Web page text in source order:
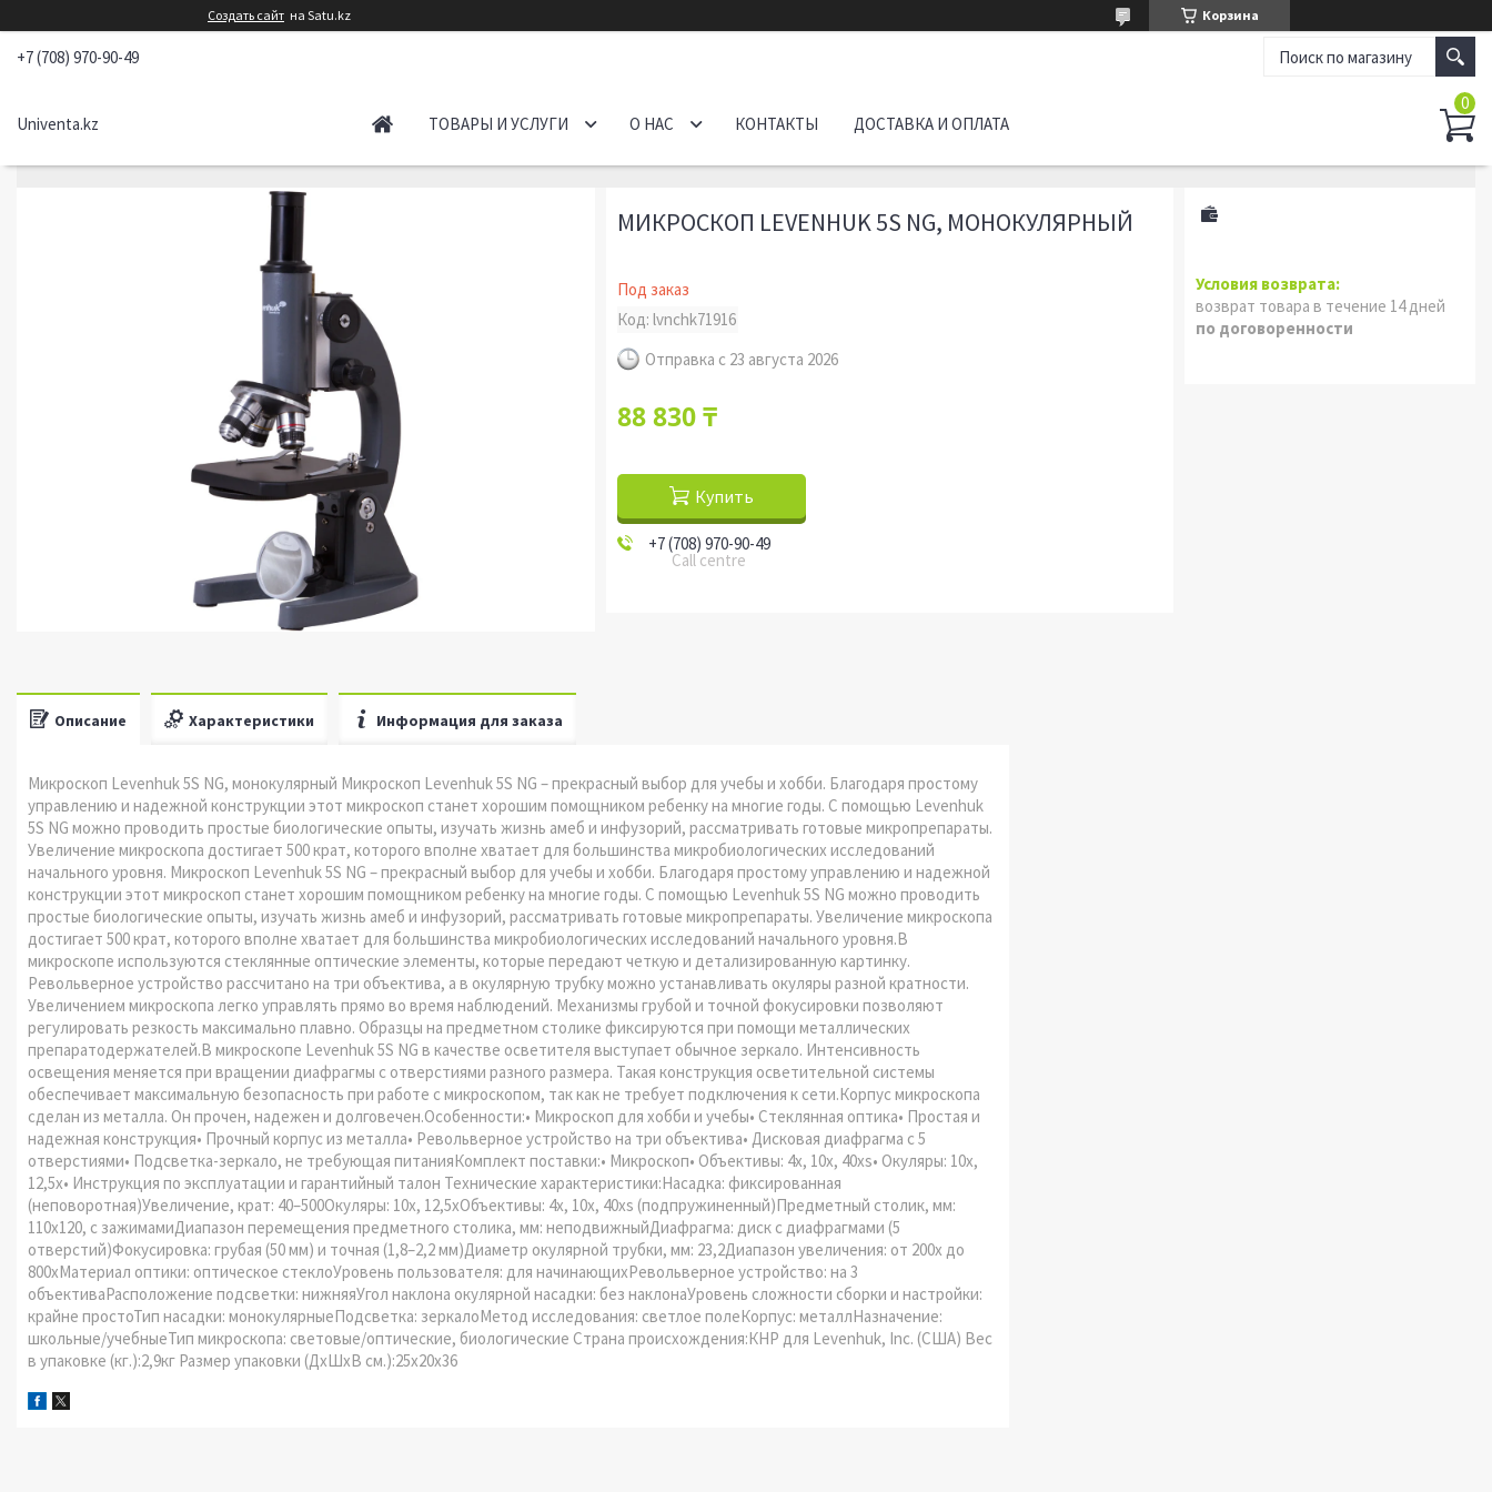
Создать сайт на Satu.kz Корзина
+7 (708) 970-90-49
Univenta.kz ТОВАРЫ И УСЛУГИ О НАС КОНТАКТЫ ДОСТАВКА И ОПЛАТА
МИКРОСКОП LEVENHUK 5S NG, МОНОКУЛЯРНЫЙ
Под заказ
Код:lvnchk71916
Отправка с 23 августа 2026
88 830 ₸
Купить
+7 (708) 970-90-49
Call centre
возврат товара в течение 14 дней
по договоренности
Описание Характеристики Информация для заказа
Микроскоп Levenhuk 5S NG, монокулярный Микроскоп Levenhuk 5S NG – прекрасный выбор для учебы и хобби. Благодаря простому
управлению и надежной конструкции этот микроскоп станет хорошим помощником ребенку на многие годы. С помощью Levenhuk
5S NG можно проводить простые биологические опыты, изучать жизнь амеб и инфузорий, рассматривать готовые микропрепараты.
Увеличение микроскопа достигает 500 крат, которого вполне хватает для большинства микробиологических исследований
начального уровня. Микроскоп Levenhuk 5S NG – прекрасный выбор для учебы и хобби. Благодаря простому управлению и надежной
конструкции этот микроскоп станет хорошим помощником ребенку на многие годы. С помощью Levenhuk 5S NG можно проводить
простые биологические опыты, изучать жизнь амеб и инфузорий, рассматривать готовые микропрепараты. Увеличение микроскопа
достигает 500 крат, которого вполне хватает для большинства микробиологических исследований начального уровня.В
микроскопе используются стеклянные оптические элементы, которые передают четкую и детализированную картинку.
Револьверное устройство рассчитано на три объектива, а в окулярную трубку можно устанавливать окуляры разной кратности.
Увеличением микроскопа легко управлять прямо во время наблюдений. Механизмы грубой и точной фокусировки позволяют
регулировать резкость максимально плавно. Образцы на предметном столике фиксируются при помощи металлических
препаратодержателей.В микроскопе Levenhuk 5S NG в качестве осветителя выступает обычное зеркало. Интенсивность
освещения меняется при вращении диафрагмы с отверстиями разного размера. Такая конструкция осветительной системы
обеспечивает максимальную безопасность при работе с микроскопом, так как не требует подключения к сети.Корпус микроскопа
сделан из металла. Он прочен, надежен и долговечен.Особенности:• Микроскоп для хобби и учебы• Стеклянная оптика• Простая и
надежная конструкция• Прочный корпус из металла• Револьверное устройство на три объектива• Дисковая диафрагма с 5
отверстиями• Подсветка-зеркало, не требующая питанияКомплект поставки:• Микроскоп• Объективы: 4x, 10x, 40xs• Окуляры: 10x,
12,5x• Инструкция по эксплуатации и гарантийный талон Технические характеристики:Насадка: фиксированная
(неповоротная)Увеличение, крат: 40–500Окуляры: 10x, 12,5xОбъективы: 4x, 10x, 40xs (подпружиненный)Предметный столик, мм:
110x120, с зажимамиДиапазон перемещения предметного столика, мм: неподвижныйДиафрагма: диск с диафрагмами (5
отверстий)Фокусировка: грубая (50 мм) и точная (1,8–2,2 мм)Диаметр окулярной трубки, мм: 23,2Диапазон увеличения: от 200х до
800хМатериал оптики: оптическое стеклоУровень пользователя: для начинающихРевольверное устройство: на 3
объективаРасположение подсветки: нижняяУгол наклона окулярной насадки: без наклонаУровень сложности сборки и настройки:
крайне простоТип насадки: монокулярныеПодсветка: зеркалоМетод исследования: светлое полеКорпус: металлНазначение:
школьные/учебныеТип микроскопа: световые/оптические, биологические Страна происхождения:КНР для Levenhuk, Inc. (США) Вес
в упаковке (кг.):2,9кг Размер упаковки (ДхШхВ см.):25x20x36